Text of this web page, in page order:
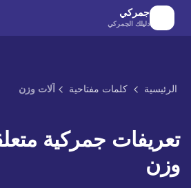
الانتقال إلى المحتوى الرئيسي
جمركي
دليلك الجمركي
الرئيسية كلمات مفتاحية آلات وزن
تعريفات جمركية
وزن